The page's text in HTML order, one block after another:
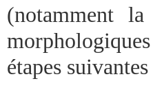
(notamment
étapes suivantes